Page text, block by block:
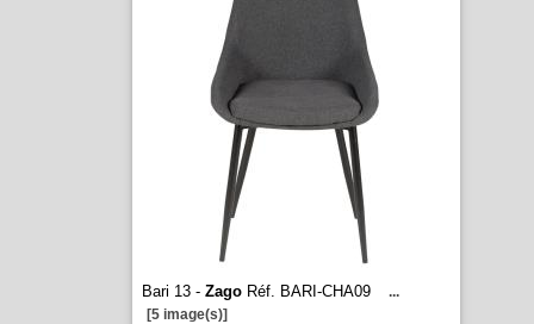
Bari 13 - ZagoRéf. BARI-CHA09
...
[5 image(s)]